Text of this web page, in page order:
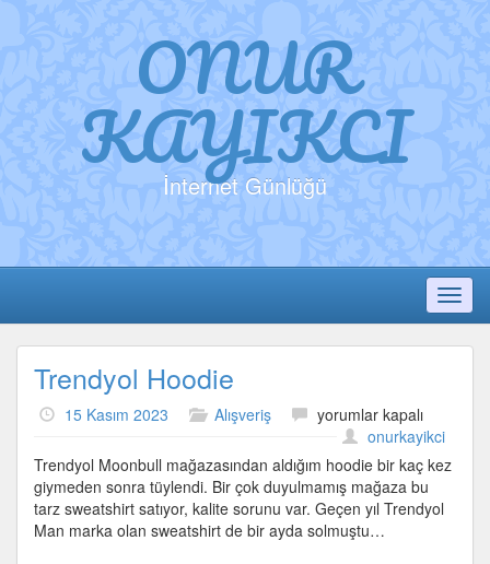
ONUR
KAYIKCI
İnternet Günlüğü
Trendyol Hoodie
15 Kasım 2023 Alışveriş
Trendyol
Hoodie
için
yorumlar kapalı
onurkayikci
Trendyol Moonbull mağazasından aldığım hoodie bir kaç kez
giymeden sonra tüylendi. Bir çok duyulmamış mağaza bu
tarz sweatshirt satıyor, kalite sorunu var. Geçen yıl Trendyol
Man marka olan sweatshirt de bir ayda solmuştu…